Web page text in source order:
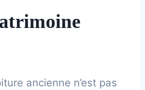
ancienne n’est pas